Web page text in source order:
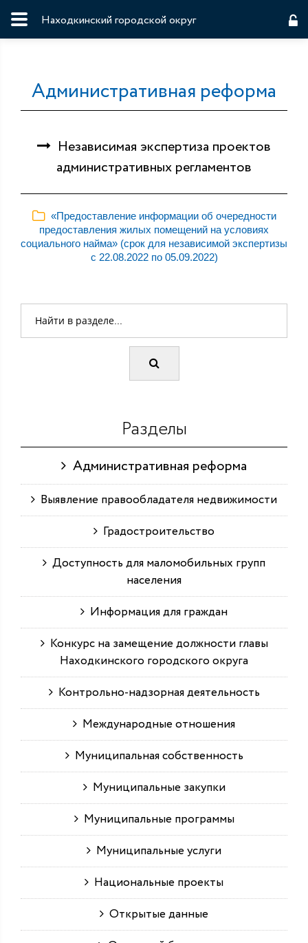
Находкинский городской округ
Административная реформа
Независимая экспертиза проектов
административных регламентов
«Предоставление информации об очередности
предоставления жилых помещений на условиях
социального найма» (срок для независимой экспертизы
с 22.08.2022 по 05.09.2022)
Разделы
Административная реформа
Выявление правообладателя недвижимости
Градостроительство
Доступность для маломобильных групп
населения
Информация для граждан
Конкурс на замещение должности главы
Находкинского городского округа
Контрольно-надзорная деятельность
Международные отношения
Муниципальная собственность
Муниципальные закупки
Муниципальные программы
Муниципальные услуги
Национальные проекты
Открытые данные